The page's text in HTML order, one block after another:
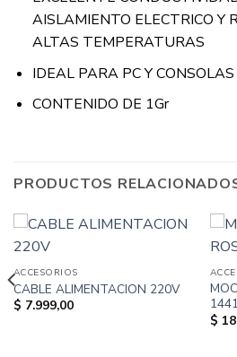
AISLAMIENTO ELECTRICO Y
ALTAS TEMPERATURAS
IDEAL PARA PC Y CONSOLAS
CONTENIDO DE 1Gr
PRODUCTOS
ACCESORIOS
CABLE ALIMENTACION 220V
$ 7.999,00
$